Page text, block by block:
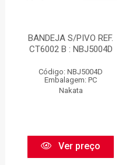
BANDEJA S/PIVO REF.
CT6002 B : NBJ5004D
Código: NBJ5004D
Embalagem: PC
Nakata
Ver preço